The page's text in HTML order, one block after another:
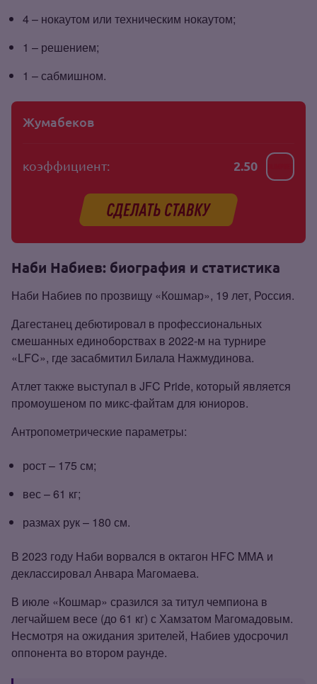
4 – нокаутом или техническим нокаутом;
1 – решением;
1 – сабмишном.
Жумабеков
коэффициент: 2.50
Наби Набиев: биография и статистика
Наби Набиев по прозвищу «Кошмар», 19 лет, Россия.
Дагестанец дебютировал в профессиональных
смешанных единоборствах в 2022‑м на турнире
«LFC», где засабмитил Билала Нажмудинова.
Атлет также выступал в JFC Pride, который является
промоушеном по микс‑файтам для юниоров.
Антропометрические параметры:
рост – 175 см;
вес – 61 кг;
размах рук – 180 см.
В 2023 году Наби ворвался в октагон HFC MMA и
деклассировал Анвара Магомаева.
В июле «Кошмар» сразился за титул чемпиона в
легчайшем весе (до 61 кг) с Хамзатом Магомадовым.
Несмотря на ожидания зрителей, Набиев удосрочил
оппонента во втором раунде.